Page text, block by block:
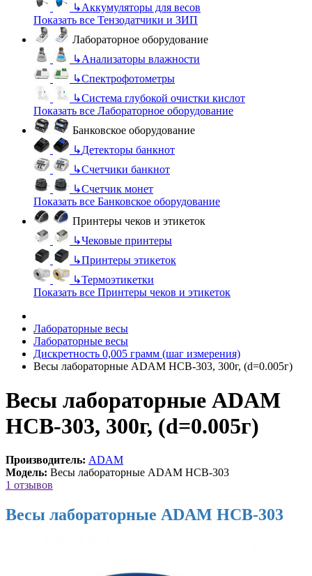
↳Аккумуляторы для весов
Показать все Тензодатчики и ЗИП
Лабораторное оборудование
↳Анализаторы влажности
↳Спектрофотометры
↳Система глубокой очистки кислот
Показать все Лабораторное оборудование
Банковское оборудование
↳Детекторы банкнот
↳Счетчики банкнот
↳Счетчик монет
Показать все Банковское оборудование
Принтеры чеков и этикеток
↳Чековые принтеры
↳Принтеры этикеток
↳Термоэтикетки
Показать все Принтеры чеков и этикеток
Лабораторные весы
Лабораторные весы
Дискретность 0,005 грамм (шаг измерения)
Весы лабораторные ADAM HCB-303, 300г, (d=0.005г)
Весы лабораторные ADAM
HCB-303, 300г, (d=0.005г)
Производитель: ADAM
Модель: Весы лабораторные ADAM HCB-303
1 отзывов
Весы лабораторные ADAM HCB-303